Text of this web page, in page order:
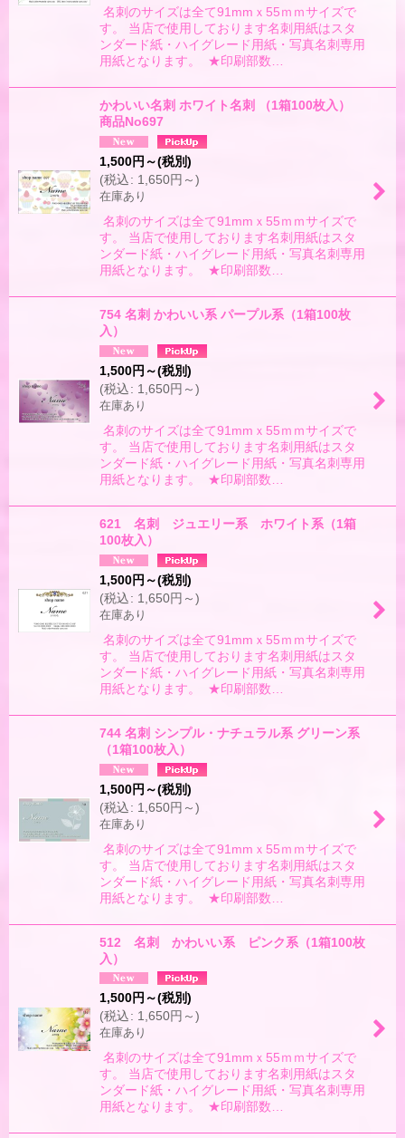
名刺のサイズは全て91mmｘ55ｍｍサイズで
す。 当店で使用しております名刺用紙はスタ
ンダード紙・ハイグレード用紙・写真名刺専用
用紙となります。 ★印刷部数…
かわいい名刺 ホワイト名刺 （1箱100枚入）
商品No697
1,500円 ～(税別)
(税込: 1,650円 ～)
在庫あり
名刺のサイズは全て91mmｘ55ｍｍサイズで
す。 当店で使用しております名刺用紙はスタ
ンダード紙・ハイグレード用紙・写真名刺専用
用紙となります。 ★印刷部数…
754 名刺 かわいい系 パープル系（1箱100枚
入）
1,500円 ～(税別)
(税込: 1,650円 ～)
在庫あり
名刺のサイズは全て91mmｘ55ｍｍサイズで
す。 当店で使用しております名刺用紙はスタ
ンダード紙・ハイグレード用紙・写真名刺専用
用紙となります。 ★印刷部数…
621 名刺 ジュエリー系 ホワイト系（1箱
100枚入）
1,500円 ～(税別)
(税込: 1,650円 ～)
在庫あり
名刺のサイズは全て91mmｘ55ｍｍサイズで
す。 当店で使用しております名刺用紙はスタ
ンダード紙・ハイグレード用紙・写真名刺専用
用紙となります。 ★印刷部数…
744 名刺 シンプル・ナチュラル系 グリーン系
（1箱100枚入）
1,500円 ～(税別)
(税込: 1,650円 ～)
在庫あり
名刺のサイズは全て91mmｘ55ｍｍサイズで
す。 当店で使用しております名刺用紙はスタ
ンダード紙・ハイグレード用紙・写真名刺専用
用紙となります。 ★印刷部数…
512 名刺 かわいい系 ピンク系（1箱100枚
入）
1,500円 ～(税別)
(税込: 1,650円 ～)
在庫あり
名刺のサイズは全て91mmｘ55ｍｍサイズで
す。 当店で使用しております名刺用紙はスタ
ンダード紙・ハイグレード用紙・写真名刺専用
用紙となります。 ★印刷部数…